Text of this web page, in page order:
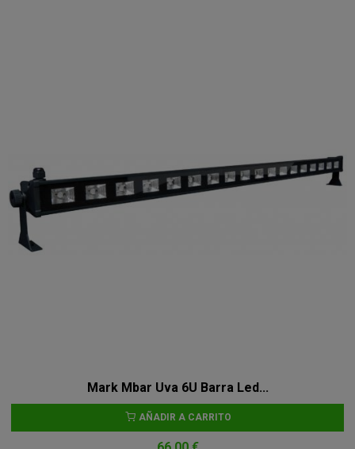
Mark Mbar Uva 6U Barra Led...
AÑADIR A CARRITO